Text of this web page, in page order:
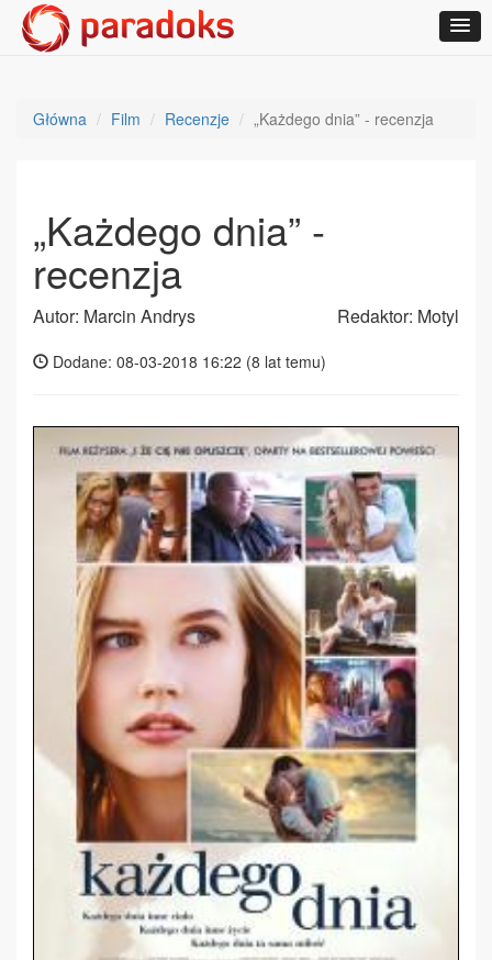
Główna Film Recenzje „Każdego dnia” - recenzja
„Każdego dnia” -
recenzja
Autor: Marcin Andrys Redaktor: Motyl
Dodane: 08-03-2018 16:22 (8 lat temu)